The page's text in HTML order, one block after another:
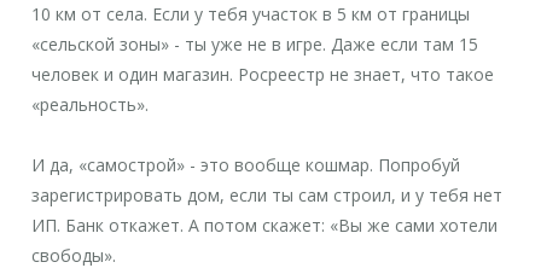
10 км от села. Если у тебя участок в 5 км от границы
«сельской зоны» - ты уже не в игре. Даже если там 15
человек и один магазин. Росреестр не знает, что такое
«реальность».
И да, «самострой» - это вообще кошмар. Попробуй
зарегистрировать дом, если ты сам строил, и у тебя нет
ИП. Банк откажет. А потом скажет: «Вы же сами хотели
свободы».